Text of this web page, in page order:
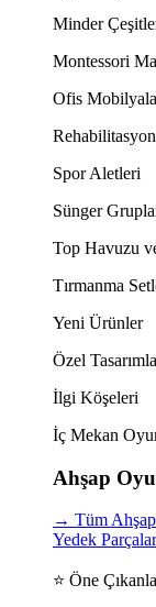
Minder
Montessori
Ofis
Spor Aletleri
Sünger
Top Havuzu
Tırmanma
Yeni Ürünler
Özel
İlgi Köşeleri
İç Mekan
Ahşap
→ Tüm
Yedek Parçalar
⭐ Öne